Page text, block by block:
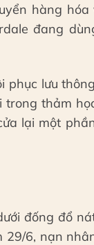
hàng
đang
phục lưu
trong thảm
lại một
đống đổ
6, nạn